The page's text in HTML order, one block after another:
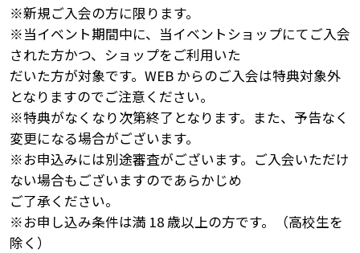
※新規ご入会の方に限ります。
※当イベント期間中に、当イベントショップにてご入会
された方かつ、ショップをご利用いた
だいた方が対象です。WEB からのご入会は特典対象外
となりますのでご注意ください。
※特典がなくなり次第終了となります。また、予告なく
変更になる場合がございます。
※お申込みには別途審査がございます。ご入会いただけ
ない場合もございますのであらかじめ
ご了承ください。
※お申し込み条件は満 18 歳以上の方です。（高校生を
除く）